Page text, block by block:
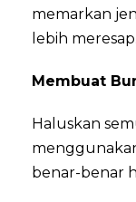
memarkan
lebih meresap.
Membuat
Haluskan
benar-benar